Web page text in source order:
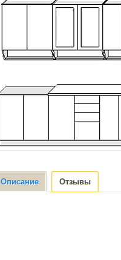
Описание Отзывы